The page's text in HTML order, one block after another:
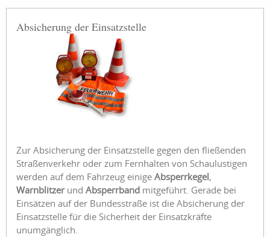
Absicherung der Einsatzstelle
Zur Absicherung der Einsatzstelle gegen den fließenden
Straßenverkehr oder zum Fernhalten von Schaulustigen
werden auf dem Fahrzeug einige Absperrkegel,
Warnblitzerund Absperrband mitgeführt. Gerade bei
Einsätzen auf der Bundesstraße ist die Absicherung der
Einsatzstelle für die Sicherheit der Einsatzkräfte
unumgänglich.